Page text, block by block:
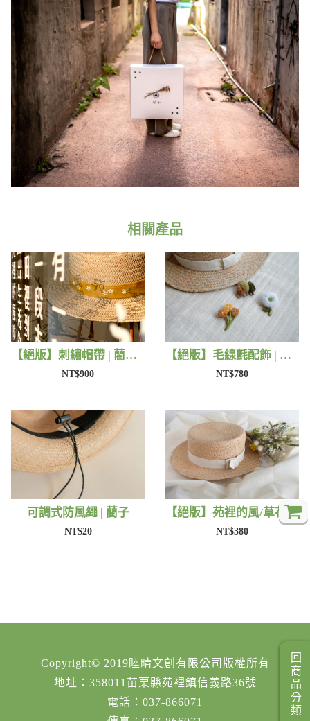
相關產品
【絕版】刺繡帽帶 | 藺子X有FU手作
NT$900
【絕版】毛線氈配飾 | 藺子X小森物
NT$780
可調式防風繩 | 藺子
NT$20
【絕版】苑裡的風/草花 | 藺子X片片
NT$380
Copyright© 2019睦晴文創有限公司版權所有
地址：358011苗栗縣苑裡鎮信義路36號
電話：037-866071
回商品分類